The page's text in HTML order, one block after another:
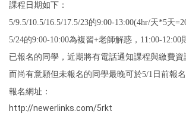
課程日期如下：
5/9.5/10.5/16.5/17.5/23的9:00-13:00(4hr/天*5天
5/24的9:00-10:00為複習+老師解惑，11:00-12:00
已報名的同學，近期將有電話通知課程與繳費資
而尚有意願但未報名的同學最晚可於5/1日前報
報名網址：
http://newerlinks.com/5rkt